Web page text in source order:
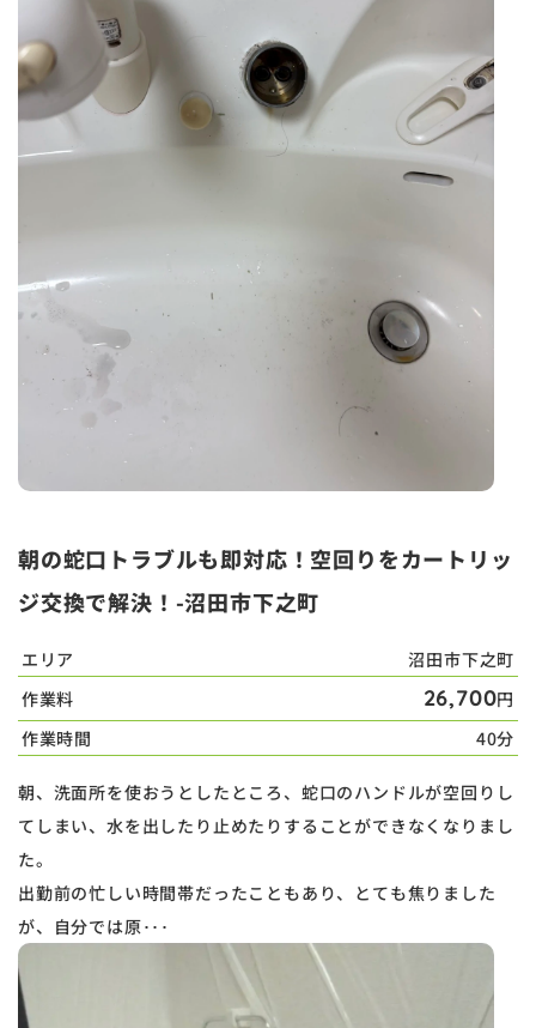
朝の蛇口トラブルも即対応！空回りをカートリッ
ジ交換で解決！-沼田市下之町
エリア
沼田市下之町
作業料
26,700円
作業時間
40分
朝、洗面所を使おうとしたところ、蛇口のハンドルが空回りし
てしまい、水を出したり止めたりすることができなくなりまし
た。
出勤前の忙しい時間帯だったこともあり、とても焦りました
が、自分では原･･･